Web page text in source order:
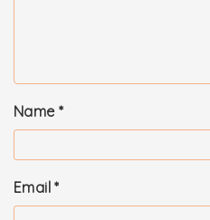
Name *
Email*